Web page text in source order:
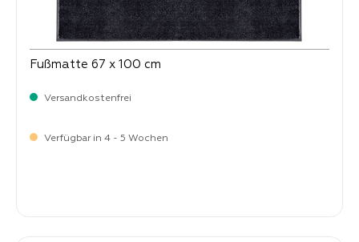
Fußmatte 67 x 100 cm
Versandkostenfrei
Verfügbar in 4 - 5 Wochen